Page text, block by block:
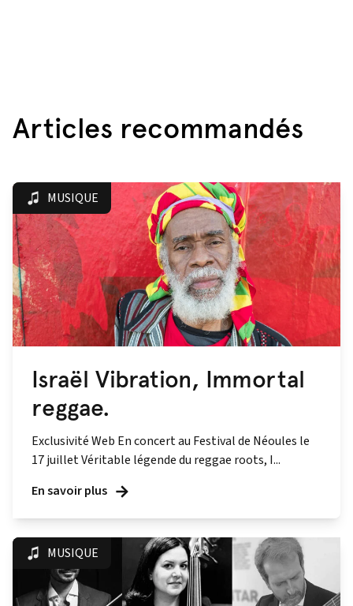
Articles recommandés
MUSIQUE
Israël Vibration, Immortal
reggae.
Exclusivité Web En concert au Festival de Néoules le
17 juillet Véritable légende du reggae roots, I...
En savoir plus
MUSIQUE